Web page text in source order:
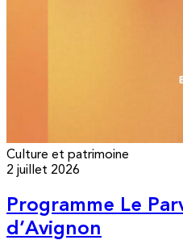
Culture et patrimoine
2 juillet 2026
Programme Le
d’Avignon